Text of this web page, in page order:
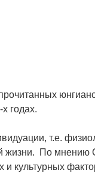
прочитанных
годах.
т.е.
жизни. По мнению
и культурных